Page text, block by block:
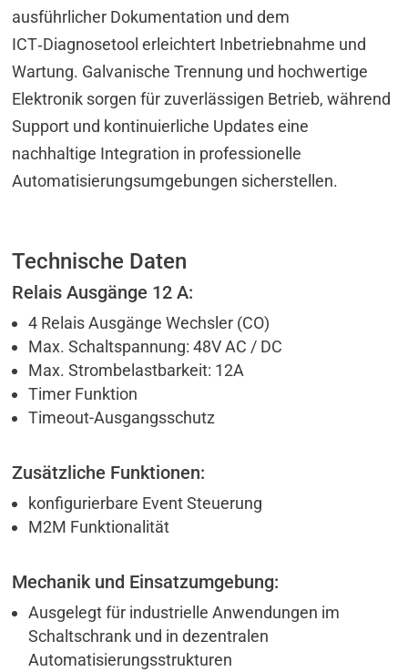
ausführlicher Dokumentation und dem
ICT‑Diagnosetool erleichtert Inbetriebnahme und
Wartung. Galvanische Trennung und hochwertige
Elektronik sorgen für zuverlässigen Betrieb, während
Support und kontinuierliche Updates eine
nachhaltige Integration in professionelle
Automatisierungsumgebungen sicherstellen.
Technische Daten
Relais Ausgänge 12 A:
4 Relais Ausgänge Wechsler (CO)
Max. Schaltspannung: 48V AC / DC
Max. Strombelastbarkeit: 12A
Timer Funktion
Timeout-Ausgangsschutz
Zusätzliche Funktionen:
konfigurierbare Event Steuerung
M2M Funktionalität
Mechanik und Einsatzumgebung:
Ausgelegt für industrielle Anwendungen im
Schaltschrank und in dezentralen
Automatisierungsstrukturen